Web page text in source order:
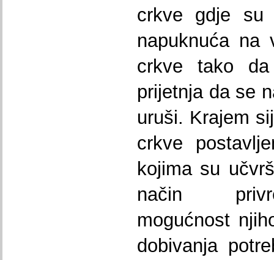
crkve gdje su
napuknuća na
crkve tako
prijetnja da se
uruši. Krajem
crkve
kojima su
način
mogućnost
dobivanja